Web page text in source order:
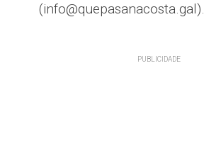
(info@quepasanacosta.gal).